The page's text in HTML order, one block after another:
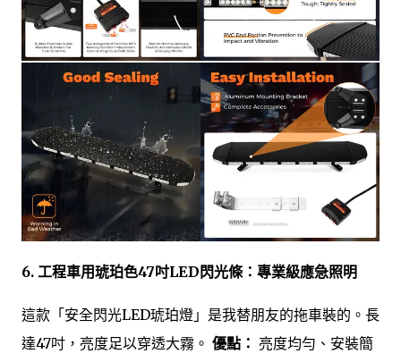
6. 工程車用琥珀色47吋LED閃光條：專業級應急照明
這款「安全閃光LED琥珀燈」是我替朋友的拖車裝的。長
達47吋，亮度足以穿透大霧。 優點： 亮度均勻、安裝簡